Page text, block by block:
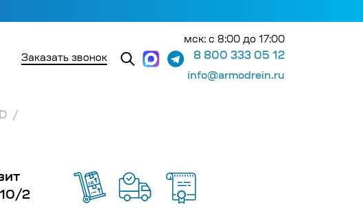
Заказать звонок
мск: с 8:00 до 17:00
8 800 333 05 12
info@armodrein.ru
2